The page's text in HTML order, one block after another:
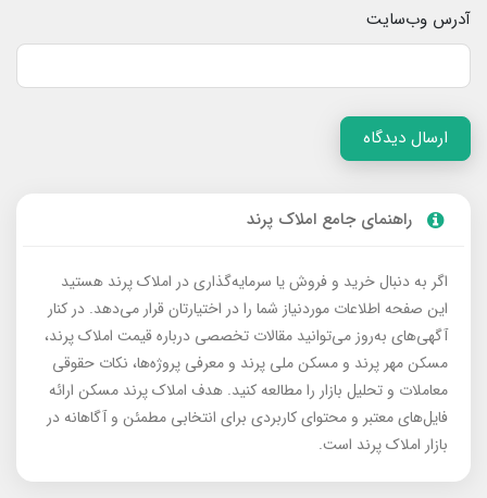
آدرس وب‌سایت
ارسال دیدگاه
راهنمای جامع املاک پرند
اگر به دنبال خرید و فروش یا سرمایه‌گذاری در املاک پرند هستید
این صفحه اطلاعات موردنیاز شما را در اختیارتان قرار می‌دهد. در کنار
آگهی‌های به‌روز می‌توانید مقالات تخصصی درباره قیمت املاک پرند،
مسکن مهر پرند و مسکن ملی پرند و معرفی پروژه‌ها، نکات حقوقی
معاملات و تحلیل بازار را مطالعه کنید. هدف املاک پرند مسکن ارائه
فایل‌های معتبر و محتوای کاربردی برای انتخابی مطمئن و آگاهانه در
بازار املاک پرند است.